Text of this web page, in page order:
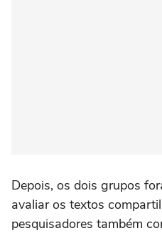
Depois, os dois grupos
avaliar os textos
pesquisadores também